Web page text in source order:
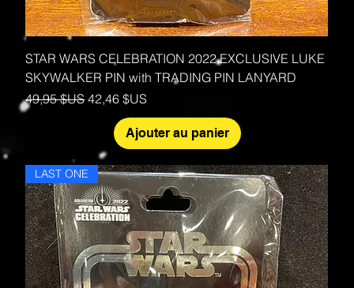
STAR WARS CELEBRATION 2022 EXCLUSIVE LUKE
SKYWALKER PIN with TRADING PIN LANYARD
Prix original
49,95 $USPrix promotionnel
42,46 $US
Ajouter au panier
LAST ONE